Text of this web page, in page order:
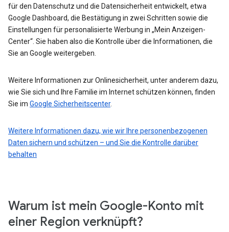
für den Datenschutz und die Datensicherheit entwickelt, etwa
Google Dashboard, die Bestätigung in zwei Schritten sowie die
Einstellungen für personalisierte Werbung in „Mein Anzeigen-
Center“. Sie haben also die Kontrolle über die Informationen, die
Sie an Google weitergeben.
Weitere Informationen zur Onlinesicherheit, unter anderem dazu,
wie Sie sich und Ihre Familie im Internet schützen können, finden
Sie im Google Sicherheitscenter.
Weitere Informationen dazu, wie wir Ihre personenbezogenen
Daten sichern und schützen – und Sie die Kontrolle darüber
behalten
Warum ist mein Google-Konto mit
einer Region verknüpft?